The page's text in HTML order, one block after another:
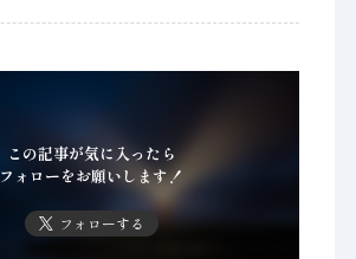
この記事が気に入ったら
フォローをお願いします！
フォローする